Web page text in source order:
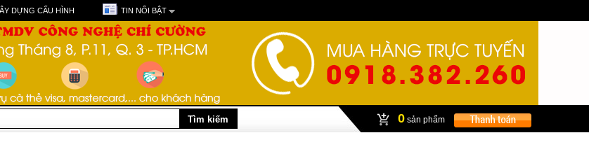
DỰNG CẤU HÌNH TIN NỔI BẬT
0 sản phẩm